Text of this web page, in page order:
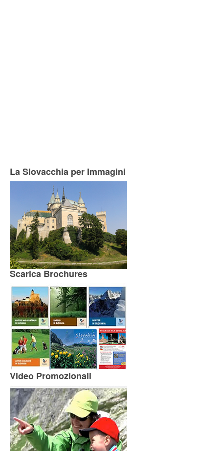
La Slovacchia per Immagini
Scarica Brochures
Video Promozionali